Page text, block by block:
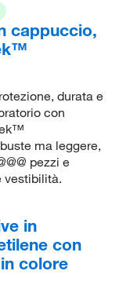
cappuccio,
durata e
con
ma leggere,
pezzi e
vestibilità.
in
con
colore